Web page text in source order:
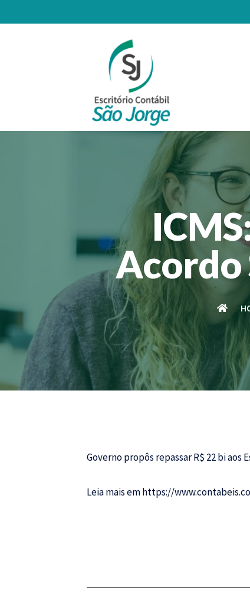
Acordo
Governo propôs repassar R$ 22 bi
Leia mais emhttps://